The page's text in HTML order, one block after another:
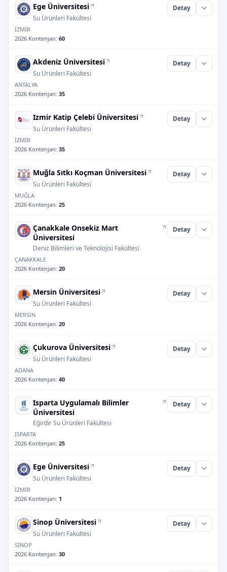
Ege Üniversitesi
Su Ürünleri Fakültesi
Detay
İZMİR
2026 Kontenjan: 60
Akdeniz Üniversitesi
Su Ürünleri Fakültesi
Detay
ANTALYA
2026 Kontenjan: 35
Izmir Katip Çelebi Üniversitesi
Su Ürünleri Fakültesi
Detay
İZMİR
2026 Kontenjan: 35
Muğla Sıtkı Koçman Üniversitesi
Su Ürünleri Fakültesi
Detay
MUĞLA
2026 Kontenjan: 25
Çanakkale Onsekiz Mart
Üniversitesi
Deniz Bilimleri ve Teknolojisi Fakültesi
Detay
ÇANAKKALE
2026 Kontenjan: 20
Mersin Üniversitesi
Su Ürünleri Fakültesi
Detay
MERSİN
2026 Kontenjan: 20
Çukurova Üniversitesi
Su Ürünleri Fakültesi
Detay
ADANA
2026 Kontenjan: 40
Isparta Uygulamalı Bilimler
Üniversitesi
Eğirdir Su Ürünleri Fakültesi
Detay
ISPARTA
2026 Kontenjan: 25
Ege Üniversitesi
Su Ürünleri Fakültesi
Detay
İZMİR
2026 Kontenjan: 1
Sinop Üniversitesi
Su Ürünleri Fakültesi
Detay
SİNOP
2026 Kontenjan: 30